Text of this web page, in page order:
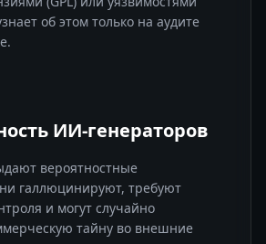
об этом только на аудите
ИИ-генераторов
вероятностные
галлюцинируют, требуют
и могут случайно
тайну во внешние